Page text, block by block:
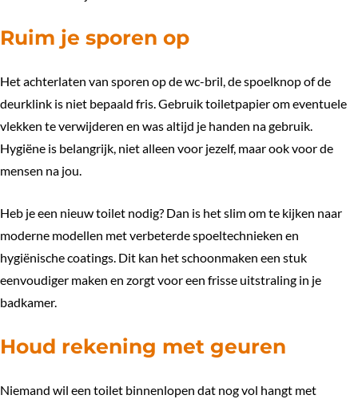
Ruim je sporen op
Het achterlaten van sporen op de wc-bril, de spoelknop of de
deurklink is niet bepaald fris. Gebruik toiletpapier om eventuele
vlekken te verwijderen en was altijd je handen na gebruik.
Hygiëne is belangrijk, niet alleen voor jezelf, maar ook voor de
mensen na jou.
Heb je een nieuw toilet nodig? Dan is het slim om te kijken naar
moderne modellen met verbeterde spoeltechnieken en
hygiënische coatings. Dit kan het schoonmaken een stuk
eenvoudiger maken en zorgt voor een frisse uitstraling in je
badkamer.
Houd rekening met geuren
Niemand wil een toilet binnenlopen dat nog vol hangt met